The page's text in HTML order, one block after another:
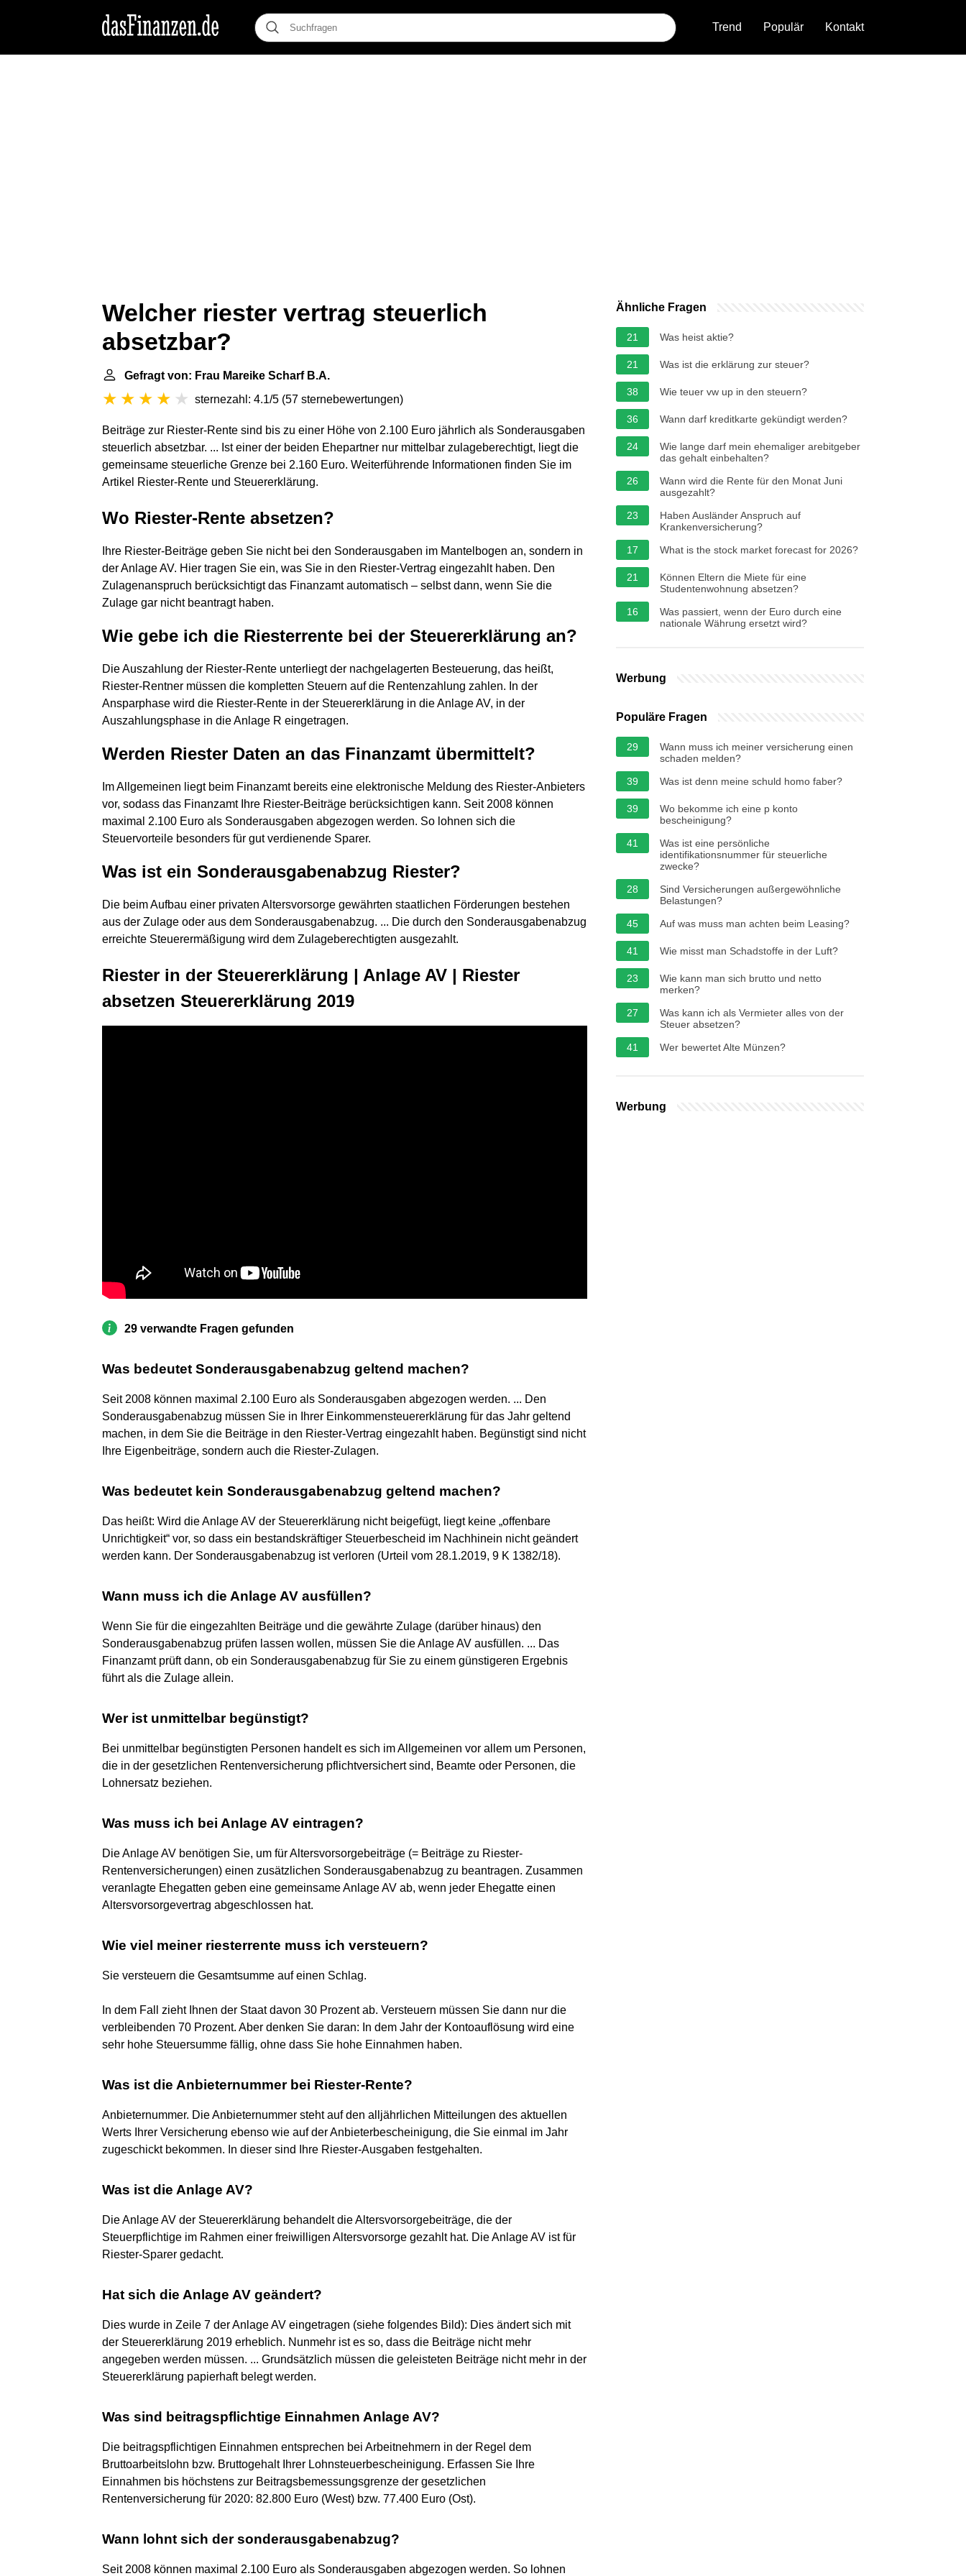
Trend Populär Kontakt
Welcher riester vertrag steuerlich
absetzbar?
Gefragt von: Frau Mareike Scharf B.A.
sternezahl: 4.1/5 (57 sternebewertungen)
Beiträge zur Riester-Rente sind bis zu einer Höhe von 2.100 Euro jährlich als Sonderausgaben
steuerlich absetzbar. ... Ist einer der beiden Ehepartner nur mittelbar zulageberechtigt, liegt die
gemeinsame steuerliche Grenze bei 2.160 Euro. Weiterführende Informationen finden Sie im
Artikel Riester-Rente und Steuererklärung.
Wo Riester-Rente absetzen?
Ihre Riester-Beiträge geben Sie nicht bei den Sonderausgaben im Mantelbogen an, sondern in
der Anlage AV. Hier tragen Sie ein, was Sie in den Riester-Vertrag eingezahlt haben. Den
Zulagenanspruch berücksichtigt das Finanzamt automatisch – selbst dann, wenn Sie die
Zulage gar nicht beantragt haben.
Wie gebe ich die Riesterrente bei der Steuererklärung an?
Die Auszahlung der Riester-Rente unterliegt der nachgelagerten Besteuerung, das heißt,
Riester-Rentner müssen die kompletten Steuern auf die Rentenzahlung zahlen. In der
Ansparphase wird die Riester-Rente in der Steuererklärung in die Anlage AV, in der
Auszahlungsphase in die Anlage R eingetragen.
Werden Riester Daten an das Finanzamt übermittelt?
Im Allgemeinen liegt beim Finanzamt bereits eine elektronische Meldung des Riester-Anbieters
vor, sodass das Finanzamt Ihre Riester-Beiträge berücksichtigen kann. Seit 2008 können
maximal 2.100 Euro als Sonderausgaben abgezogen werden. So lohnen sich die
Steuervorteile besonders für gut verdienende Sparer.
Was ist ein Sonderausgabenabzug Riester?
Die beim Aufbau einer privaten Altersvorsorge gewährten staatlichen Förderungen bestehen
aus der Zulage oder aus dem Sonderausgabenabzug. ... Die durch den Sonderausgabenabzug
erreichte Steuerermäßigung wird dem Zulageberechtigten ausgezahlt.
Riester in der Steuererklärung | Anlage AV | Riester
absetzen Steuererklärung 2019
29 verwandte Fragen gefunden
Was bedeutet Sonderausgabenabzug geltend machen?
Seit 2008 können maximal 2.100 Euro als Sonderausgaben abgezogen werden. ... Den
Sonderausgabenabzug müssen Sie in Ihrer Einkommensteuererklärung für das Jahr geltend
machen, in dem Sie die Beiträge in den Riester-Vertrag eingezahlt haben. Begünstigt sind nicht
Ihre Eigenbeiträge, sondern auch die Riester-Zulagen.
Was bedeutet kein Sonderausgabenabzug geltend machen?
Das heißt: Wird die Anlage AV der Steuererklärung nicht beigefügt, liegt keine „offenbare
Unrichtigkeit“ vor, so dass ein bestandskräftiger Steuerbescheid im Nachhinein nicht geändert
werden kann. Der Sonderausgabenabzug ist verloren (Urteil vom 28.1.2019, 9 K 1382/18).
Wann muss ich die Anlage AV ausfüllen?
Wenn Sie für die eingezahlten Beiträge und die gewährte Zulage (darüber hinaus) den
Sonderausgabenabzug prüfen lassen wollen, müssen Sie die Anlage AV ausfüllen. ... Das
Finanzamt prüft dann, ob ein Sonderausgabenabzug für Sie zu einem günstigeren Ergebnis
führt als die Zulage allein.
Wer ist unmittelbar begünstigt?
Bei unmittelbar begünstigten Personen handelt es sich im Allgemeinen vor allem um Personen,
die in der gesetzlichen Rentenversicherung pflichtversichert sind, Beamte oder Personen, die
Lohnersatz beziehen.
Was muss ich bei Anlage AV eintragen?
Die Anlage AV benötigen Sie, um für Altersvorsorgebeiträge (= Beiträge zu Riester-
Rentenversicherungen) einen zusätzlichen Sonderausgabenabzug zu beantragen. Zusammen
veranlagte Ehegatten geben eine gemeinsame Anlage AV ab, wenn jeder Ehegatte einen
Altersvorsorgevertrag abgeschlossen hat.
Wie viel meiner riesterrente muss ich versteuern?
Sie versteuern die Gesamtsumme auf einen Schlag.
In dem Fall zieht Ihnen der Staat davon 30 Prozent ab. Versteuern müssen Sie dann nur die
verbleibenden 70 Prozent. Aber denken Sie daran: In dem Jahr der Kontoauflösung wird eine
sehr hohe Steuersumme fällig, ohne dass Sie hohe Einnahmen haben.
Was ist die Anbieternummer bei Riester-Rente?
Anbieternummer. Die Anbieternummer steht auf den alljährlichen Mitteilungen des aktuellen
Werts Ihrer Versicherung ebenso wie auf der Anbieterbescheinigung, die Sie einmal im Jahr
zugeschickt bekommen. In dieser sind Ihre Riester-Ausgaben festgehalten.
Was ist die Anlage AV?
Die Anlage AV der Steuererklärung behandelt die Altersvorsorgebeiträge, die der
Steuerpflichtige im Rahmen einer freiwilligen Altersvorsorge gezahlt hat. Die Anlage AV ist für
Riester-Sparer gedacht.
Hat sich die Anlage AV geändert?
Dies wurde in Zeile 7 der Anlage AV eingetragen (siehe folgendes Bild): Dies ändert sich mit
der Steuererklärung 2019 erheblich. Nunmehr ist es so, dass die Beiträge nicht mehr
angegeben werden müssen. ... Grundsätzlich müssen die geleisteten Beiträge nicht mehr in der
Steuererklärung papierhaft belegt werden.
Was sind beitragspflichtige Einnahmen Anlage AV?
Die beitragspflichtigen Einnahmen entsprechen bei Arbeitnehmern in der Regel dem
Bruttoarbeitslohn bzw. Bruttogehalt Ihrer Lohnsteuerbescheinigung. Erfassen Sie Ihre
Einnahmen bis höchstens zur Beitragsbemessungsgrenze der gesetzlichen
Rentenversicherung für 2020: 82.800 Euro (West) bzw. 77.400 Euro (Ost).
Wann lohnt sich der sonderausgabenabzug?
Seit 2008 können maximal 2.100 Euro als Sonderausgaben abgezogen werden. So lohnen
Ähnliche Fragen
21 Was heist aktie?
21 Was ist die erklärung zur steuer?
38 Wie teuer vw up in den steuern?
36 Wann darf kreditkarte gekündigt werden?
24
Wie lange darf mein ehemaliger arebitgeber
das gehalt einbehalten?
26
Wann wird die Rente für den Monat Juni
ausgezahlt?
23
Haben Ausländer Anspruch auf
Krankenversicherung?
17
What is the stock market forecast for 2026?
21
Können Eltern die Miete für eine
Studentenwohnung absetzen?
16
Was passiert, wenn der Euro durch eine
nationale Währung ersetzt wird?
Werbung
Populäre Fragen
29
Wann muss ich meiner versicherung einen
schaden melden?
39
Was ist denn meine schuld homo faber?
39
Wo bekomme ich eine p konto
bescheinigung?
41
Was ist eine persönliche
identifikationsnummer für steuerliche
zwecke?
28
Sind Versicherungen außergewöhnliche
Belastungen?
45
Auf was muss man achten beim Leasing?
41 Wie misst man Schadstoffe in der Luft?
23
Wie kann man sich brutto und netto
merken?
27
Was kann ich als Vermieter alles von der
Steuer absetzen?
41
Wer bewertet Alte Münzen?
Werbung